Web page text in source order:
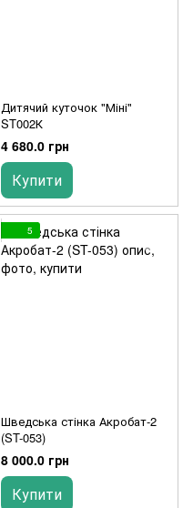
Дитячий куточок "Міні"
ST002К
4 680.0 грн
Купити
5
Шведська стінка Акробат-2
(ST-053)
8 000.0 грн
Купити